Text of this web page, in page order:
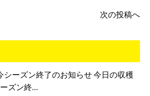
次の投稿へ
シーズン終了のお知らせ 今日の収穫
ズン終…